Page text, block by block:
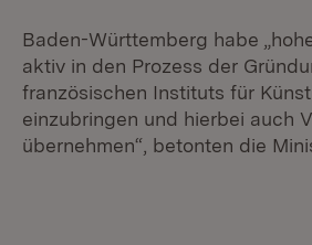
Baden-Württemberg habe
aktiv in den Prozess der
französischen Instituts für
einzubringen und hierbei auch
übernehmen“, betonten die